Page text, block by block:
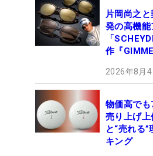
片岡尚之
発の高機
「
作『
2026年8月
物価高で
売り上げ
と“売れる
キング